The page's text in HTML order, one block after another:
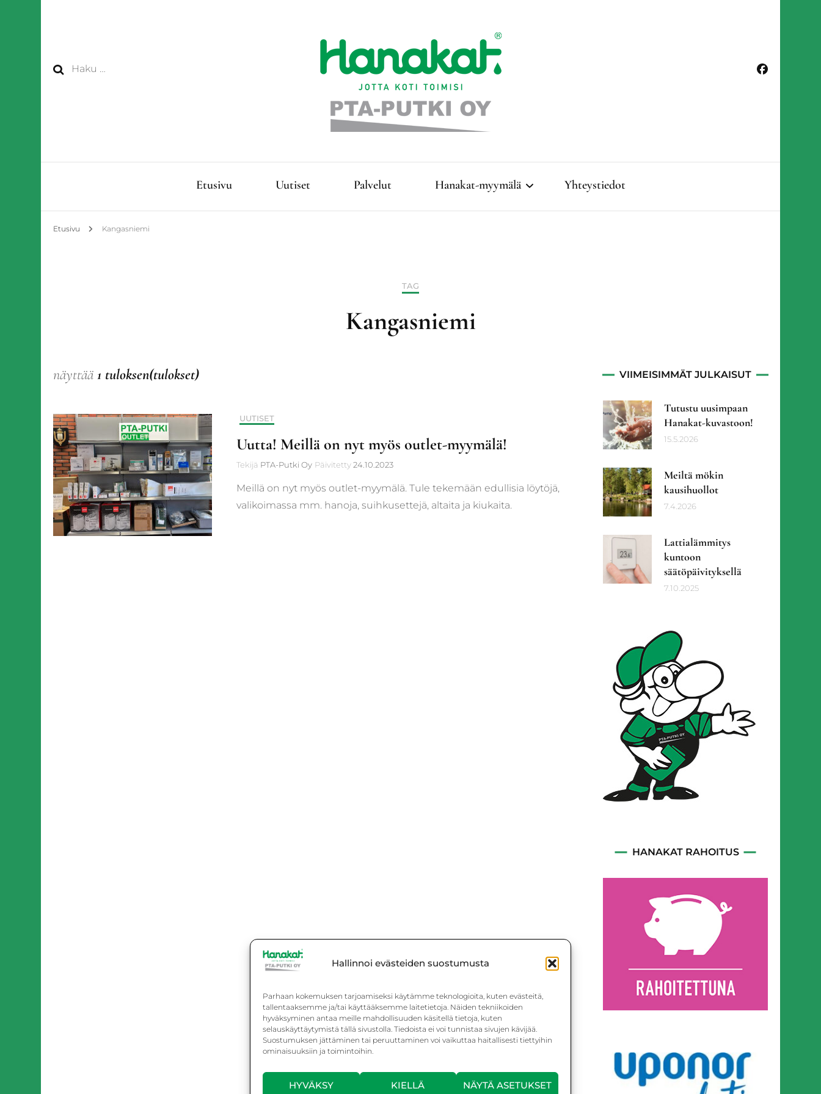
Hallinnoi evästeiden suostumusta
Parhaan kokemuksen tarjoamiseksi käytämme teknologioita, kuten evästeitä,
tallentaaksemme ja/tai käyttääksemme laitetietoja. Näiden tekniikoiden
hyväksyminen antaa meille mahdollisuuden käsitellä tietoja, kuten
selauskäyttäytymistä tällä sivustolla. Tiedoista ei voi tunnistaa sivujen kävijää.
Suostumuksen jättäminen tai peruuttaminen voi vaikuttaa haitallisesti tiettyihin
ominaisuuksiin ja toimintoihin.
HYVÄKSY KIELLÄ NÄYTÄ ASETUKSET
Haku:
PTA-Putki Oy
Etusivu Uutiset Palvelut Hanakat-myymälä
Käyttövesiremontit
Yhteystiedot
Etusivu Kangasniemi
TAG
Kangasniemi
näyttää 1 tuloksen(tulokset)
UUTISET
Uutta! Meillä on nyt myös outlet-myymälä!
Tekijä PTA-Putki Oy Päivitetty24.10.2023
Meillä on nyt myös outlet-myymälä. Tule tekemään edullisia löytöjä,
valikoimassa mm. hanoja, suihkusettejä, altaita ja kiukaita.
VIIMEISIMMÄT JULKAISUT
Tutustu uusimpaan
Hanakat-kuvastoon!
15.5.2026
Meiltä mökin
kausihuollot
7.4.2026
Lattialämmitys
kuntoon
säätöpäivityksellä
7.10.2025
HANAKAT RAHOITUS